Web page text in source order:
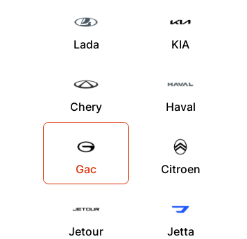
Lada KIA
Chery Haval
Gac Citroen
Jetour Jetta